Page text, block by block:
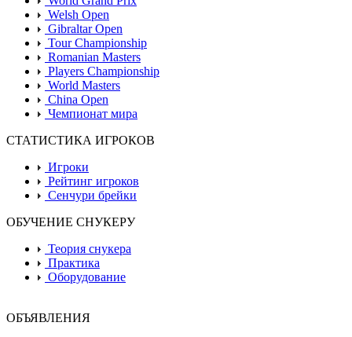
Welsh Open
Gibraltar Open
Tour Championship
Romanian Masters
Players Championship
World Masters
China Open
Чемпионат мира
СТАТИСТИКА ИГРОКОВ
Игроки
Рейтинг игроков
Сенчури брейки
ОБУЧЕНИЕ СНУКЕРУ
Теория снукера
Практика
Оборудование
ОБЪЯВЛЕНИЯ